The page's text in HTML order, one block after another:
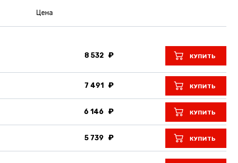
Цена
8 532 КУПИТЬ
7 491 КУПИТЬ
6 146 КУПИТЬ
5 739 КУПИТЬ